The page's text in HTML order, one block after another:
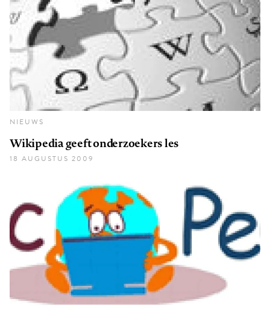
NIEUWS
Wikipedia geeft onderzoekers les
18 AUGUSTUS 2009